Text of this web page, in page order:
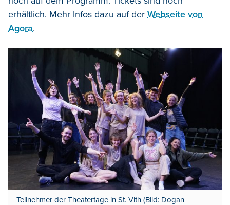
erhältlich. Mehr Infos dazu auf der Webseite von
Agora.
Teilnehmer der Theatertage in St. Vith (Bild: Dogan